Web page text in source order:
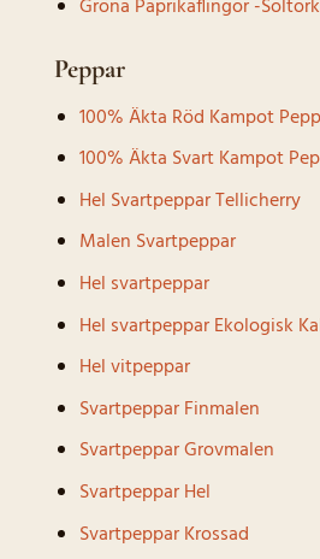
Gröna Paprikaflingor -
Peppar
100% Äkta Röd Kampot
100% Äkta Svart Kampot
Hel Svartpeppar Tellicherry
Malen Svartpeppar
Hel svartpeppar
Hel svartpeppar Ekologisk
Hel vitpeppar
Svartpeppar Finmalen
Svartpeppar Grovmalen
Svartpeppar Hel
Svartpeppar Krossad